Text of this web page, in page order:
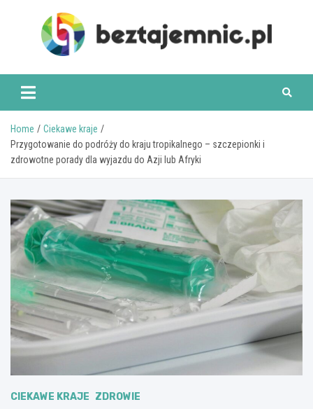
beztajemnic.pl
Home
Ciekawe kraje
Przygotowanie do podróży do kraju tropikalnego – szczepionki i
zdrowotne porady dla wyjazdu do Azji lub Afryki
CIEKAWE KRAJE ZDROWIE